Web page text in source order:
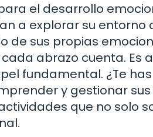
el desarrollo
a explorar su
de sus propias
abrazo cuenta. Es
fundamental. ¿Te
y gestionar sus
que no solo